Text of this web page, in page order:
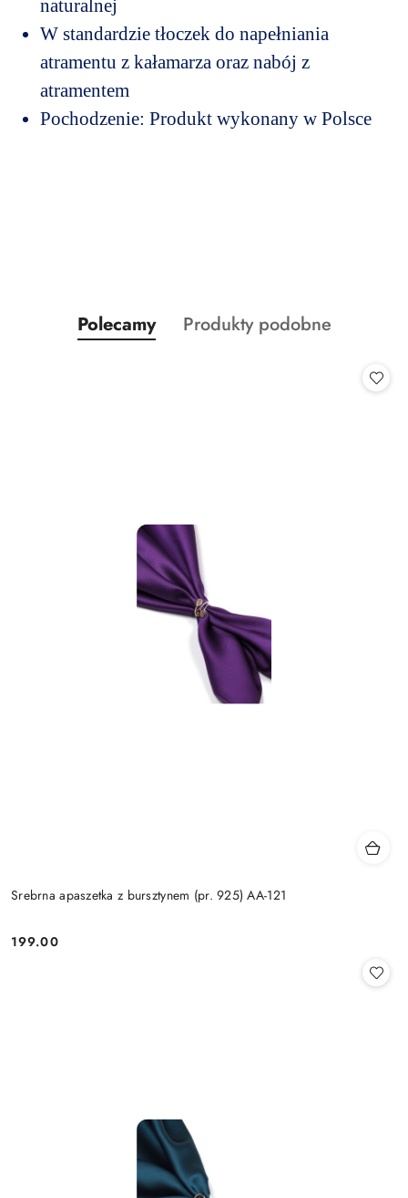
naturalnej
W standardzie tłoczek do napełniania
atramentu z kałamarza oraz nabój z
atramentem
Pochodzenie: Produkt wykonany w Polsce
Pomiń karuzelę produktów
Produkty
o
Polecamy
Produkty
Produkty podobne
Srebrna apaszetka z bursztynem (pr. 925) AA-121
Cena:
199.00